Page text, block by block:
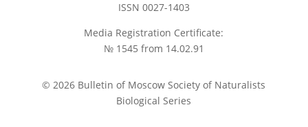
ISSN 0027-1403
Media Registration Certificate:
№ 1545 from 14.02.91
© 2026 Bulletin of Moscow Society of Naturalists
Biological Series